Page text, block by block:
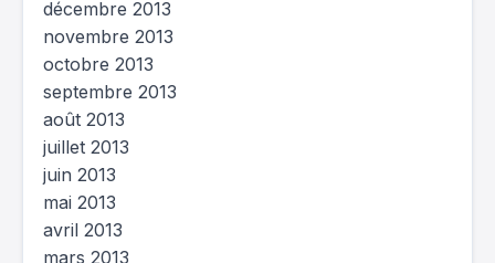
décembre 2013
novembre 2013
octobre 2013
septembre 2013
août 2013
juillet 2013
juin 2013
mai 2013
avril 2013
mars 2013